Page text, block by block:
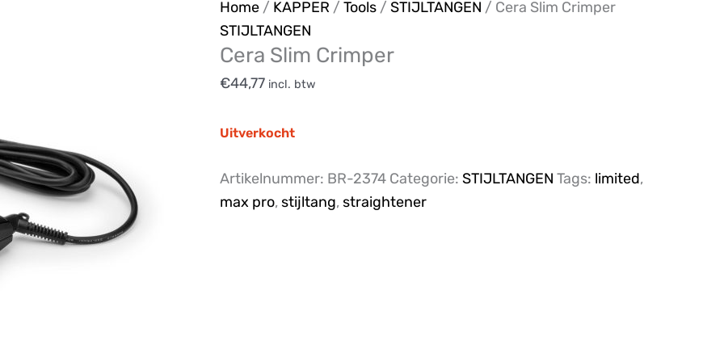
Home / KAPPER / Tools / STIJLTANGEN / Cera Slim Crimper
STIJLTANGEN
Cera Slim Crimper
€44,77 incl. btw
Uitverkocht
Artikelnummer: BR-2374 Categorie: STIJLTANGEN Tags: limited,
max pro, stijltang, straightener